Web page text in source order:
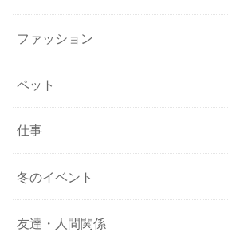
ファッション
ペット
仕事
冬のイベント
友達・人間関係